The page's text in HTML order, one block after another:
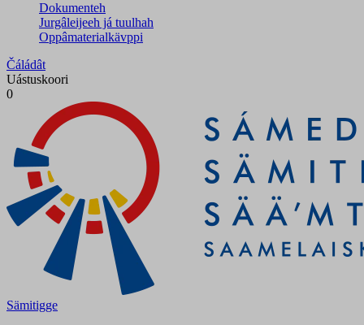
Dokumenteh
Jurgâleijeeh já tuulhah
Oppâmaterialkävppi
Čáládât
Uástuskoori
0
Sämitigge